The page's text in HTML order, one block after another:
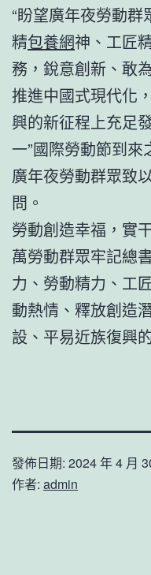
“盼望廣年夜勞動
精包養網神、工匠
務，銳意創新、敢
推進中國式現代化
興的新征程上充足
一”國際勞動節到
廣年夜勞動群眾致
問。
勞動創造幸福，實
萬勞動群眾牢記總
力、勞動精力、工
動熱情、釋放創造
設、平易近族復興
發佈日期: 2024 年 4 月
作者: admin